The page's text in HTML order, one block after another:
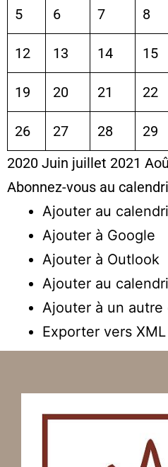
5 6 7 8
12 13 14 15
19 20 21 22
26 27 28 29
2020 Juin juillet 2021
Abonnez-vous au
Ajouter au
Ajouter à Google
Ajouter à Outlook
Ajouter au
Ajouter à un autre
Exporter vers XML